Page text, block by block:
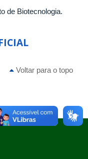
de Biotecnologia.
Voltar para o topo